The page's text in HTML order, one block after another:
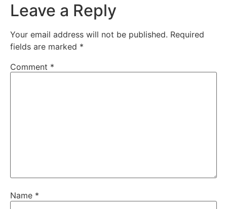
Leave a Reply
Your email address will not be published. Required
fields are marked *
Comment *
Name *